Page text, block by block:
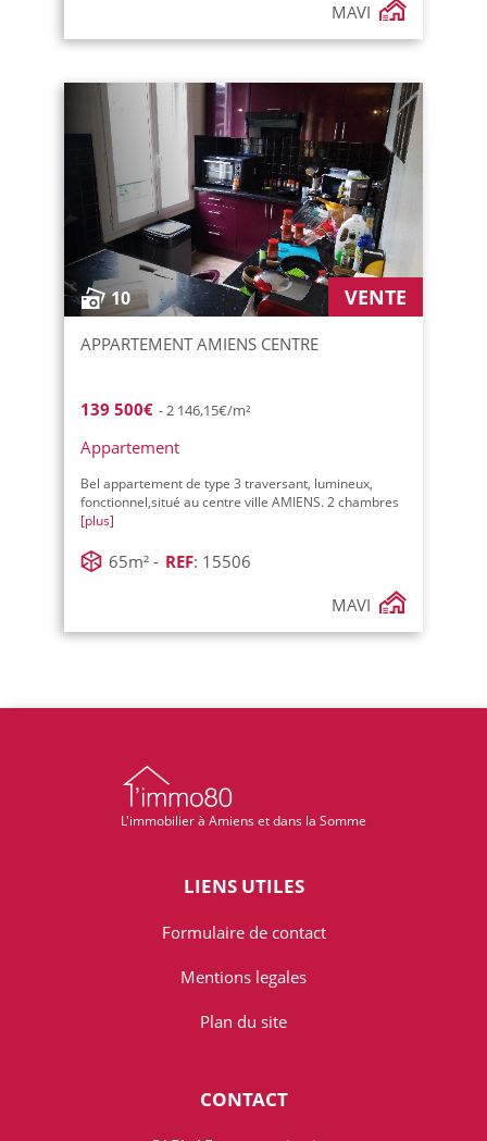
MAVI
10 VENTE
APPARTEMENT AMIENS CENTRE
139 500€ - 2 146,15€/m²
Appartement
Bel appartement de type 3 traversant, lumineux,
fonctionnel,situé au centre ville AMIENS. 2 chambres
[plus]
65m² - REF: 15506
MAVI
L'immobilier à Amiens et dans la Somme
LIENS UTILES
Formulaire de contact
Mentions legales
Plan du site
CONTACT